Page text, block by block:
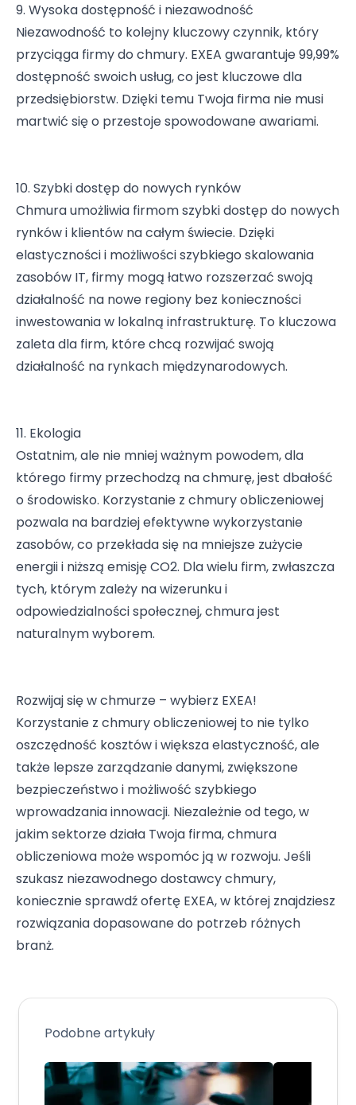
9. Wysoka dostępność i niezawodność
Niezawodność to kolejny kluczowy czynnik, który
przyciąga firmy do chmury. EXEA gwarantuje 99,99%
dostępność swoich usług, co jest kluczowe dla
przedsiębiorstw. Dzięki temu Twoja firma nie musi
martwić się o przestoje spowodowane awariami.
10. Szybki dostęp do nowych rynków
Chmura umożliwia firmom szybki dostęp do nowych
rynków i klientów na całym świecie. Dzięki
elastyczności i możliwości szybkiego skalowania
zasobów IT, firmy mogą łatwo rozszerzać swoją
działalność na nowe regiony bez konieczności
inwestowania w lokalną infrastrukturę. To kluczowa
zaleta dla firm, które chcą rozwijać swoją
działalność na rynkach międzynarodowych.
11. Ekologia
Ostatnim, ale nie mniej ważnym powodem, dla
którego firmy przechodzą na chmurę, jest dbałość
o środowisko. Korzystanie z chmury obliczeniowej
pozwala na bardziej efektywne wykorzystanie
zasobów, co przekłada się na mniejsze zużycie
energii i niższą emisję CO2. Dla wielu firm, zwłaszcza
tych, którym zależy na wizerunku i
odpowiedzialności społecznej, chmura jest
naturalnym wyborem.
Rozwijaj się w chmurze – wybierz EXEA!
Korzystanie z chmury obliczeniowej to nie tylko
oszczędność kosztów i większa elastyczność, ale
także lepsze zarządzanie danymi, zwiększone
bezpieczeństwo i możliwość szybkiego
wprowadzania innowacji. Niezależnie od tego, w
jakim sektorze działa Twoja firma, chmura
obliczeniowa może wspomóc ją w rozwoju. Jeśli
szukasz niezawodnego dostawcy chmury,
koniecznie sprawdź ofertę EXEA, w której znajdziesz
rozwiązania dopasowane do potrzeb różnych
branż.
Podobne artykuły